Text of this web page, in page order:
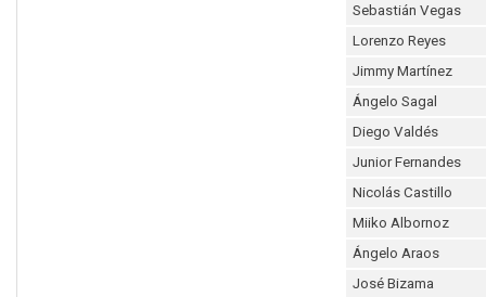
Sebastián Vegas
Lorenzo Reyes
Jimmy Martínez
Ángelo Sagal
Diego Valdés
Junior Fernandes
Nicolás Castillo
Miiko Albornoz
Ángelo Araos
José Bizama